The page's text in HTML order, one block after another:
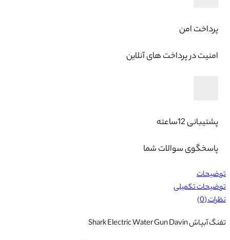
پرداخت امن
امنیت در پرداخت های آنلاین
پشتیبانی 12ساعته
پاسخگوی سوالات شما
توضیحات
توضیحات تکمیلی
نظرات (0)
تفنگ آبپاش Shark Electric Water Gun Davin